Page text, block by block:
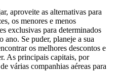
aproveite as alternativas para
os menores e menos
exclusivas para determinados
ano. Se puder, planeje a sua
os melhores descontos e
As principais capitais, por
várias companhias aéreas para